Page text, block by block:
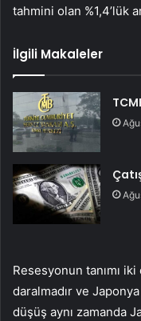
tahmini olan %1,4’lük
İlgili Makaleler
Resesyonun tanımı
daralmadır ve
düşüş aynı zamanda